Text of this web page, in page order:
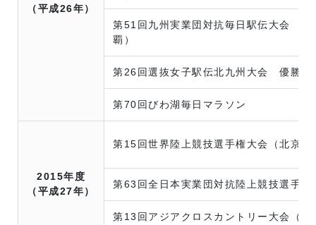
（平成26年）
第51回九州実業団対抗毎日駅伝大会 優
覇）
第26回選抜女子駅伝北九州大会 優勝（
第70回びわ湖毎日マラソン
2015年度
（平成27年）
第15回世界陸上競技選手権大会（北京）
第63回全日本実業団対抗陸上競技選手権
第13回アジアクロスカントリー大会（バ